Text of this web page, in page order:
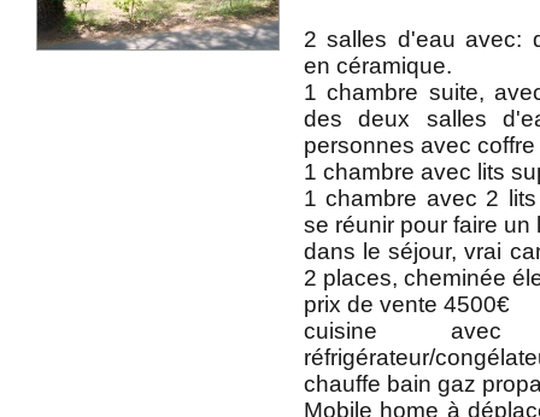
2 salles d'eau avec:
en céramique.
1 chambre suite,
des deux salles
personnes avec
1 chambre avec lits
1 chambre avec 2
se réunir pour faire un
dans le séjour, vrai
2 places, cheminée
prix de vente 4500€
cuisine
réfrigérateur/
chauffe bain gaz
Mobile home à